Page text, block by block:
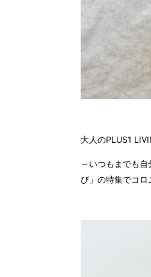
大人のPLUS1
～いつもまでも
び」の特集でコ